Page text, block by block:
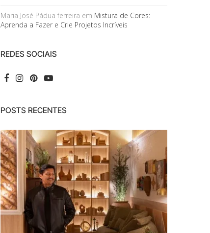
Maria José Pádua ferreira em Mistura de Cores:
Aprenda a Fazer e Crie Projetos Incríveis
REDES SOCIAIS
POSTS RECENTES